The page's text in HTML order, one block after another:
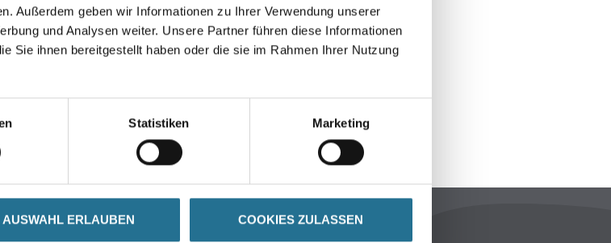
Außerdem geben wir Informationen zu Ihrer Verwendung unserer
und Analysen weiter. Unsere Partner führen diese Informationen
Sie ihnen bereitgestellt haben oder die sie im Rahmen Ihrer Nutzung
Statistiken Marketing
AUSWAHL ERLAUBEN COOKIES ZULASSEN
Umrechnungsfaktoren
GEFAHRENHINWEISE DATENBLÄTTER SPEZIFIKATIONEN